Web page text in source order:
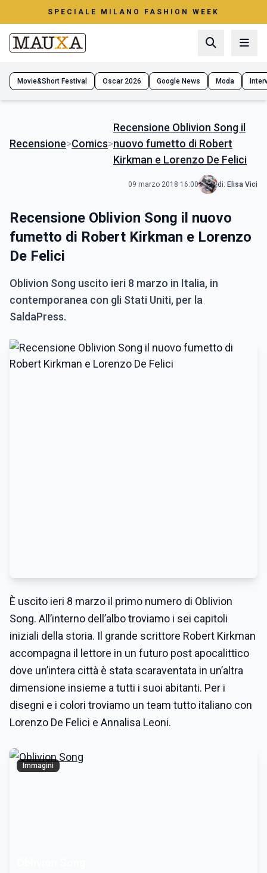
SPECIALE MILANO FASHION WEEK
Movie&Short Festival Oscar 2026 Google News Moda
Recensione>Comics>
Recensione Oblivion Song il
nuovo fumetto di Robert
Kirkman e Lorenzo De Felici
09 marzo 2018 16:00 di: Elisa Vici
Recensione Oblivion Song il nuovo
fumetto di Robert Kirkman e Lorenzo
De Felici
Oblivion Song uscito ieri 8 marzo in Italia, in
contemporanea con gli Stati Uniti, per la
SaldaPress.
È uscito ieri 8 marzo il primo numero di Oblivion
Song. All’interno dell’albo troviamo i sei capitoli
iniziali della storia. Il grande scrittore Robert Kirkman
accompagna il lettore in un futuro post apocalittico
dove un’intera città è stata scaraventata in un’altra
dimensione insieme a tutti i suoi abitanti. Per i
disegni e i colori troviamo un team tutto italiano con
Lorenzo De Felici e Annalisa Leoni.
Immagini